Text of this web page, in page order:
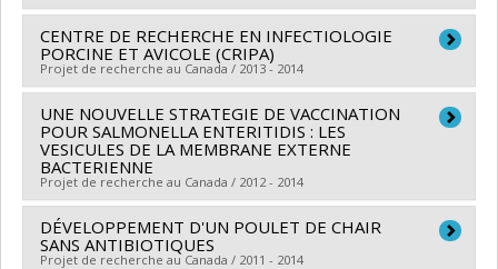
Lead researcher : Martine Boulianne
Funding sources:MAPAQ/Ministère de l'Agriculture,
des Pêcheries et de l'Alimentation
Grant programs:
CENTRE DE RECHERCHE EN INFECTIOLOGIE
PORCINE ET AVICOLE (CRIPA)
Projet de recherche au Canada / 2013 - 2014
Lead researcher : Josée Harel
Co-researchers : Martine Boulianne,Sylvain Quessy
Mario Jacques,
Fairbrother,Marcelo Gottschalk,France Daigle,
Sylvie D'Allaire,Jérôme Del Castillo,Jean-Pierre
Vaillancourt,Carl A. Gagnon, Ann Letellier
UNE NOUVELLE STRATEGIE DE VACCINATION
POUR SALMONELLA ENTERITIDIS : LES
VESICULES DE LA MEMBRANE EXTERNE
BACTERIENNE
Projet de recherche au Canada / 2012 - 2014
Lead researcher : Martine Boulianne
Co-researchers : Ann Letellier
DÉVELOPPEMENT D'UN POULET DE CHAIR
SANS ANTIBIOTIQUES
Projet de recherche au Canada / 2011 - 2014